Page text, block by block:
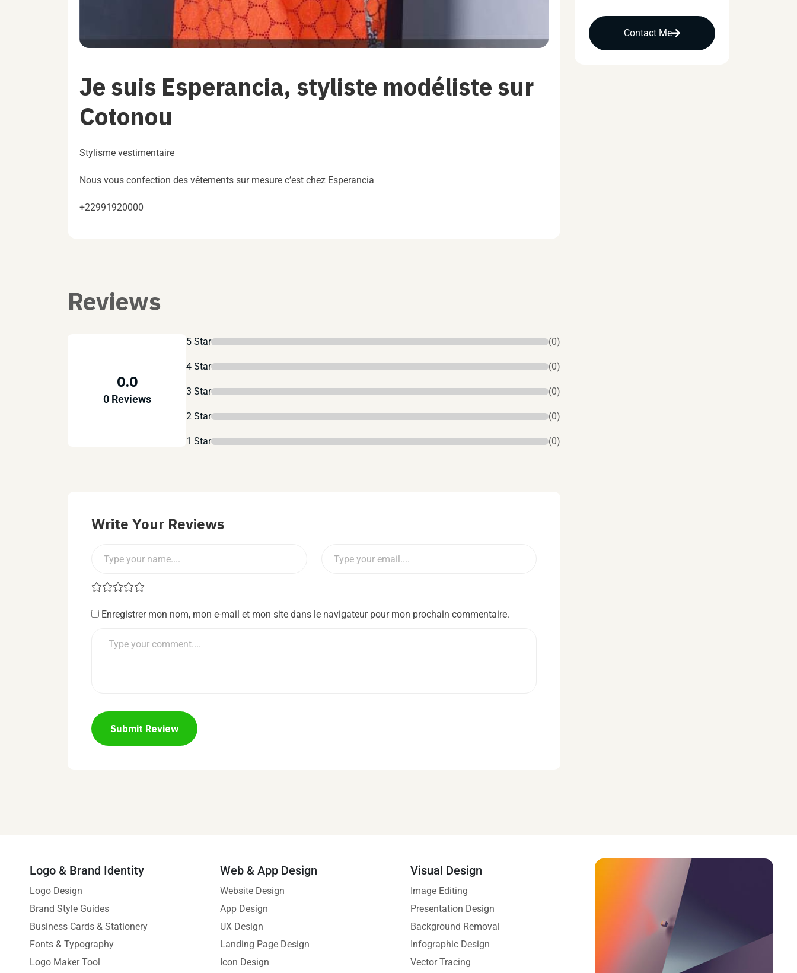
Je suis Esperancia, styliste modéliste sur
Cotonou
Stylisme vestimentaire
Nous vous confection des vêtements sur mesure c’est chez Esperancia
+22991920000
Reviews
0.0
0 Reviews
5 Star (0)
4 Star (0)
3 Star (0)
2 Star (0)
1 Star (0)
Write Your Reviews
Enregistrer mon nom, mon e-mail et mon site dans le navigateur pour mon prochain commentaire.
Submit Review
Contact Me
Logo & Brand Identity
Logo Design
Brand Style Guides
Business Cards & Stationery
Fonts & Typography
Logo Maker Tool
Web & App Design
Website Design
App Design
UX Design
Landing Page Design
Icon Design
Visual Design
Image Editing
Presentation Design
Background Removal
Infographic Design
Vector Tracing